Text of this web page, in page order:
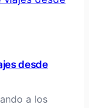
desde
a los